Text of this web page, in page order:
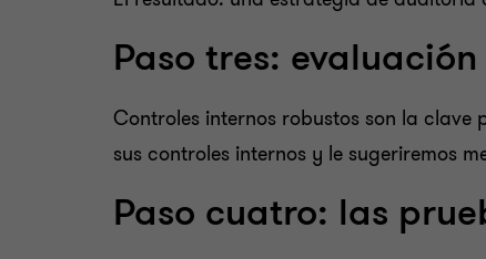
Paso tres:
Controles internos robustos son la
sus controles internos y le sugeriremos
Paso cuatro: las